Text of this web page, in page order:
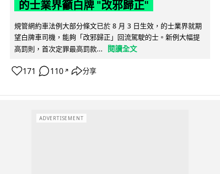
的士業界籲白牌 "改邪歸正"
規管網約車法例大部分條文已於 8 月 3 日生效，的士業界就期
望白牌車司機，能夠「改邪歸正」回流駕駛的士。新例大幅提
高罰則，首次定罪最高罰款...
閱讀全文
171 110 ↗ 分享
ADVERTISEMENT